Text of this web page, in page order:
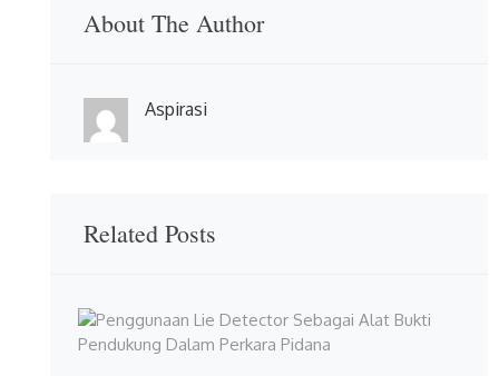
About The Author
Aspirasi
Related Posts